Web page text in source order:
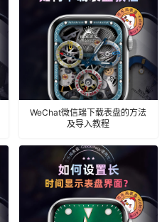
WeChat微信端下载表盘的方法
及导入教程